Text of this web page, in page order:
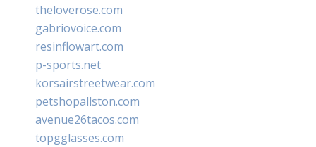
theloverose.com
gabriovoice.com
resinflowart.com
p-sports.net
korsairstreetwear.com
petshopallston.com
avenue26tacos.com
topgglasses.com